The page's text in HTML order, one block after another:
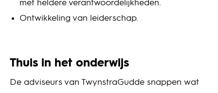
met heldere verantwoordelijkheden.
Ontwikkeling van leiderschap.
Thuis in het onderwijs
De adviseurs van TwynstraGudde snappen wat